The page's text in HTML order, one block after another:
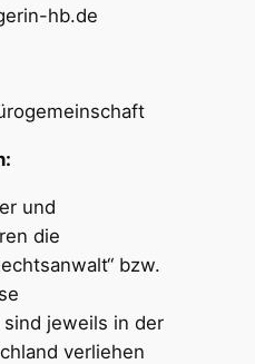
hb.de
und
die
bzw.
jeweils in der
verliehen